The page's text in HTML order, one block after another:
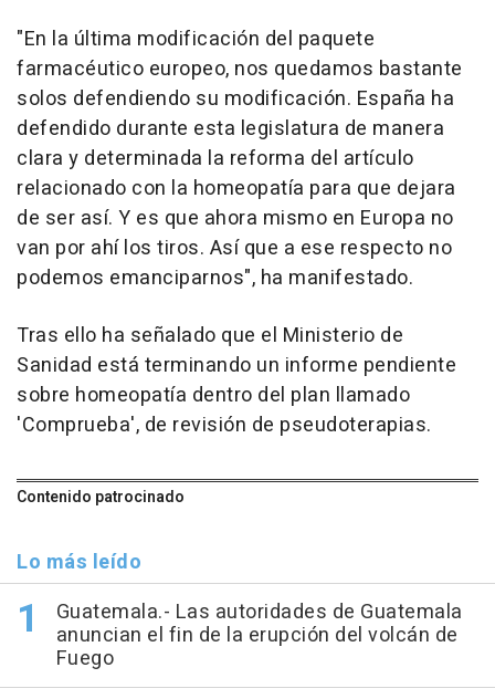
"En la última modificación del paquete
farmacéutico europeo, nos quedamos bastante
solos defendiendo su modificación. España ha
defendido durante esta legislatura de manera
clara y determinada la reforma del artículo
relacionado con la homeopatía para que dejara
de ser así. Y es que ahora mismo en Europa no
van por ahí los tiros. Así que a ese respecto no
podemos emanciparnos", ha manifestado.
Tras ello ha señalado que el Ministerio de
Sanidad está terminando un informe pendiente
sobre homeopatía dentro del plan llamado
'Comprueba', de revisión de pseudoterapias.
Contenido patrocinado
Lo más leído
Guatemala.- Las autoridades de Guatemala
anuncian el fin de la erupción del volcán de
Fuego